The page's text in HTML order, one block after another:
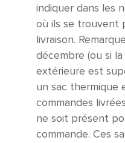
indiquer dans les
où ils se trouvent
livraison.
décembre (ou si
extérieure est
un sac thermique
commandes
ne soit présent
commande. Ces